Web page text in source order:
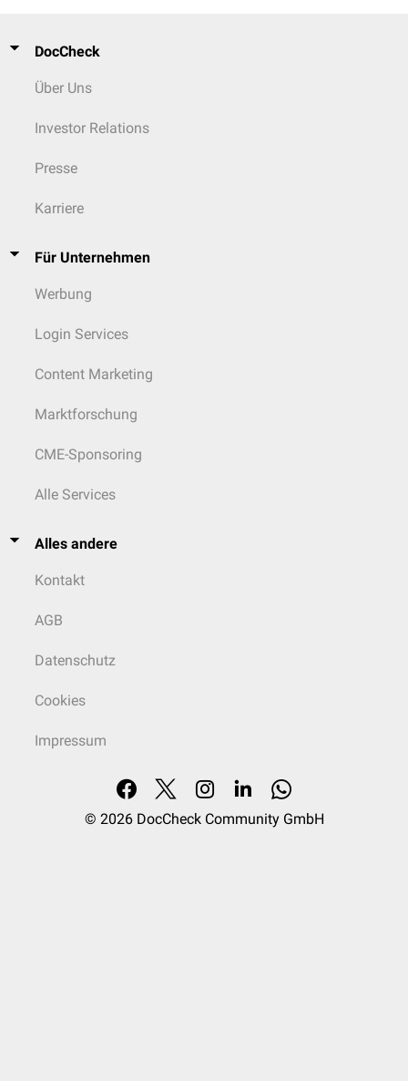
DocCheck
Über Uns
Investor Relations
Presse
Karriere
Für Unternehmen
Werbung
Login Services
Content Marketing
Marktforschung
CME-Sponsoring
Alle Services
Alles andere
Kontakt
AGB
Datenschutz
Cookies
Impressum
© 2026 DocCheck Community GmbH